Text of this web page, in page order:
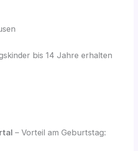
bis 14 Jahre erhalten
– Vorteil am Geburtstag: